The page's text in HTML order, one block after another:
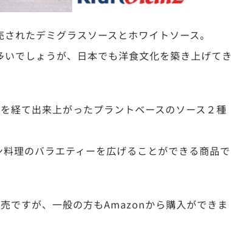
れたデミグラスソースとホワイトソース。
でしょうが、日本でも洋食文化を築き上げてき
経て出来上がったプラントベースのソース２種
理のバラエティーを広げることができる商品で
ですが、一般の方もAmazonから購入ができま